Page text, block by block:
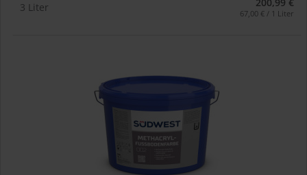
3 Liter 67,00 € / 1 Liter